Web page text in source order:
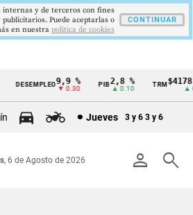
DESEMPLEO 9,9 %
▼ 0.30
PIB2,8 %
▲ 0.10
TRM
▲
Jueves 3 y 6 3 y 6
person search
, 6 de Agosto de 2026
internas y de terceros con fines
Puede aceptarlas o
en nuestra politica de cookies
CONTINUAR